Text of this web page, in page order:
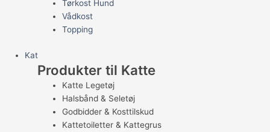
Tørkost Hund
Vådkost
Topping
Kat
Produkter til Katte
Katte Legetøj
Halsbånd & Seletøj
Godbidder & Kosttilskud
Kattetoiletter & Kattegrus